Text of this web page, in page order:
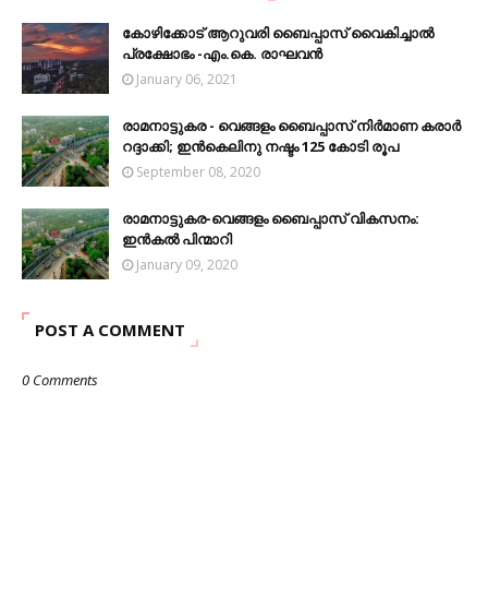
കോഴിക്കോട് ആറുവരി ബൈപ്പാസ് വൈകിച്ചാൽ
പ്രക്ഷോഭം -എം.കെ. രാഘവൻ
January 06, 2021
രാമനാട്ടുകര - വെങ്ങളം ബൈപ്പാസ് നിര്‍മാണ കരാര്‍
റദ്ദാക്കി; ഇന്‍കെലിനു നഷ്ടം 125 കോടി രൂപ
September 08, 2020
രാമനാട്ടുകര-വെങ്ങളം ബൈപ്പാസ് വികസനം:
ഇൻകൽ പിന്മാറി
January 09, 2020
POST A COMMENT
0 Comments